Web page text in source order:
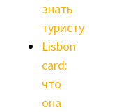
знать
туристу
Lisbon
card:
что
она